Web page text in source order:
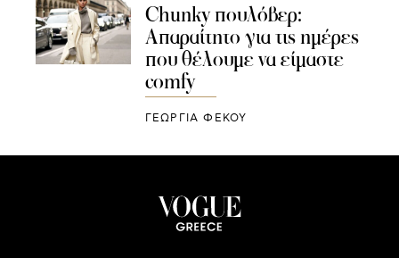
Chunky πουλόβερ:
Απαραίτητο για τις ημέρες
που θέλουμε να είμαστε
comfy
ΓΕΩΡΓΙΑ ΦΕΚΟΥ